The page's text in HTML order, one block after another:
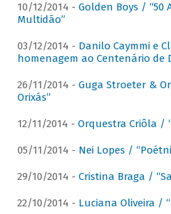
10/12/2014 - Golden Boys / “50
Multidão”
03/12/2014 - Danilo Caymmi e
homenagem ao Centenário de
26/11/2014 - Guga Stroeter &
Orixás”
12/11/2014 - Orquestra Criôla /
05/11/2014 - Nei Lopes /
29/10/2014 - Cristina Braga /
22/10/2014 - Luciana Oliveira /